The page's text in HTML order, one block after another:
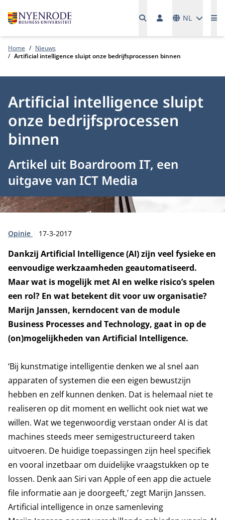
NL
Home
Nieuws
Artificial intelligence sluipt onze bedrijfsprocessen binnen
Artificial intelligence sluipt
onze bedrijfsprocessen
binnen
Artikel uit Boardroom IT, een
uitgave van ICT Media
Type:
Opinie Publicatiedatum:
17-3-2017
Dankzij Artificial Intelligence (AI) zijn veel fysieke en
eenvoudige werkzaamheden geautomatiseerd.
Maar wat is mogelijk met AI en welke risico’s spelen
een rol? En wat betekent dit voor uw organisatie?
Marijn Janssen, kerndocent van de module
Business Processes and Technology, gaat in op de
(on)mogelijkheden van Artificial Intelligence.
‘Bij kunstmatige intelligentie denken we al snel aan
apparaten of systemen die een eigen bewustzijn
hebben en zelf kunnen denken. Dat is helemaal niet te
realiseren op dit moment en wellicht ook niet wat we
willen. Wat we tegenwoordig verstaan onder AI is dat
machines steeds meer semigestructureerd taken
uitvoeren. De huidige toepassingen zijn heel specifiek
en vooral inzetbaar om duidelijke vraagstukken op te
lossen. Denk aan Siri van Apple of een app die actuele
file informatie aan je doorgeeft,’ zegt Marijn Janssen.
Artificial intelligence in onze samenleving